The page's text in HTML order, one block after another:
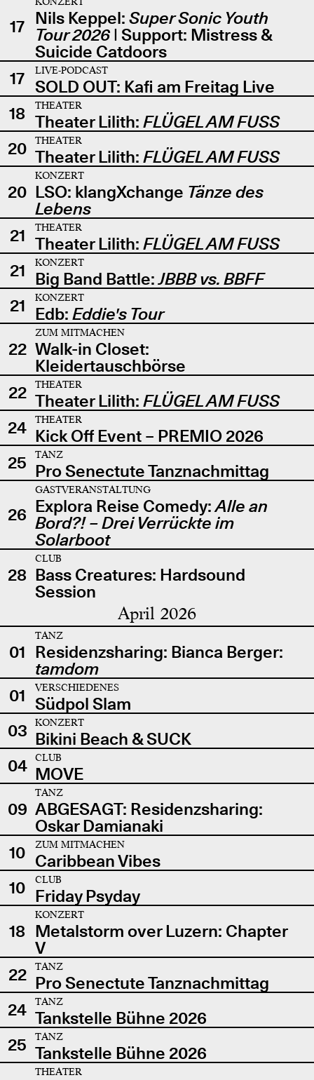
17 Nils Keppel: Super Sonic Youth
Tour 2026| Support: Mistress &
Suicide Catdoors
17
LIVE-PODCAST
SOLD OUT: Kafi am Freitag Live
18
THEATER
Theater Lilith: FLÜGEL AM FUSS
20
THEATER
Theater Lilith: FLÜGEL AM FUSS
20
KONZERT
LSO: klangXchange Tänze des
Lebens
21
THEATER
Theater Lilith: FLÜGEL AM FUSS
21
KONZERT
Big Band Battle:JBBB vs. BBFF
21
KONZERT
Edb: Eddie's Tour
22
ZUM MITMACHEN
Walk-in Closet:
Kleidertauschbörse
22
THEATER
Theater Lilith: FLÜGEL AM FUSS
24
THEATER
Kick Off Event – PREMIO 2026
25
TANZ
Pro Senectute Tanznachmittag
26
GASTVERANSTALTUNG
Explora Reise Comedy:Alle an
Bord?! – Drei Verrückte im
Solarboot
28
CLUB
Bass Creatures: Hardsound
Session
April 2026
01
TANZ
Residenzsharing: Bianca Berger:
tamdom
01
VERSCHIEDENES
Südpol Slam
03
KONZERT
Bikini Beach & SUCK
04
CLUB
MOVE
09
TANZ
ABGESAGT: Residenzsharing:
Oskar Damianaki
10
ZUM MITMACHEN
Caribbean Vibes
10
CLUB
Friday Psyday
18
KONZERT
Metalstorm over Luzern: Chapter
V
22
TANZ
Pro Senectute Tanznachmittag
24
TANZ
Tankstelle Bühne 2026
25
TANZ
Tankstelle Bühne 2026
THEATER